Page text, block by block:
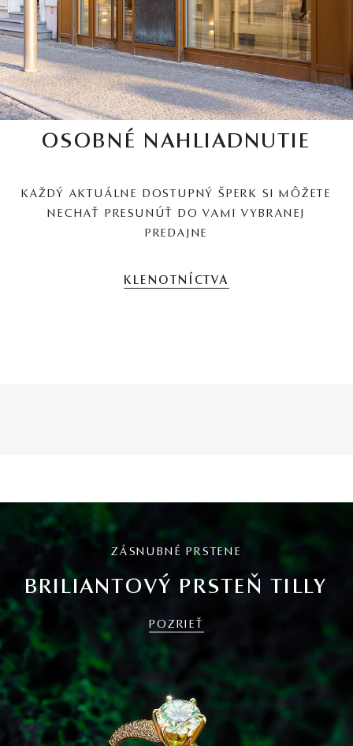
OSOBNÉ NAHLIADNUTIE
KAŽDÝ AKTUÁLNE DOSTUPNÝ ŠPERK SI MÔŽETE
NECHAŤ PRESUNÚŤ DO VAMI VYBRANEJ
PREDAJNE
KLENOTNÍCTVA
ZÁSNUBNÉ PRSTENE
BRILIANTOVÝ PRSTEŇ TILLY
POZRIEŤ